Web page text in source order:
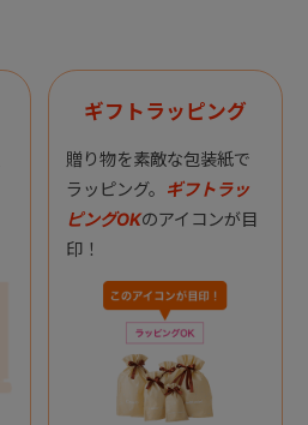
ギフトラッピング
贈り物を素敵な包装紙で
ラッピング。 ギフトラッ
ピングOKのアイコンが目
印！